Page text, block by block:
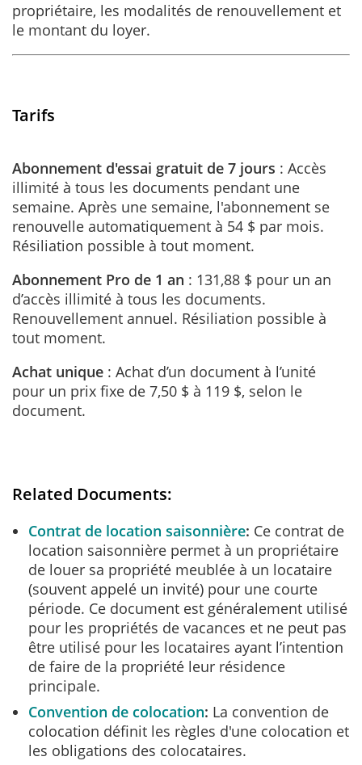
propriétaire, les modalités de renouvellement et
le montant du loyer.
Tarifs
Abonnement d'essai gratuit de 7 jours : Accès
illimité à tous les documents pendant une
semaine. Après une semaine, l'abonnement se
renouvelle automatiquement à 54 $ par mois.
Résiliation possible à tout moment.
Abonnement Pro de 1 an : 131,88 $ pour un an
d’accès illimité à tous les documents.
Renouvellement annuel. Résiliation possible à
tout moment.
Achat unique : Achat d’un document à l’unité
pour un prix fixe de 7,50 $ à 119 $, selon le
document.
Related Documents:
Contrat de location saisonnière Ce contrat de
location saisonnière permet à un propriétaire
de louer sa propriété meublée à un locataire
(souvent appelé un invité) pour une courte
période. Ce document est généralement utilisé
pour les propriétés de vacances et ne peut pas
être utilisé pour les locataires ayant l’intention
de faire de la propriété leur résidence
principale.
Convention de colocation La convention de
colocation définit les règles d'une colocation et
les obligations des colocataires.